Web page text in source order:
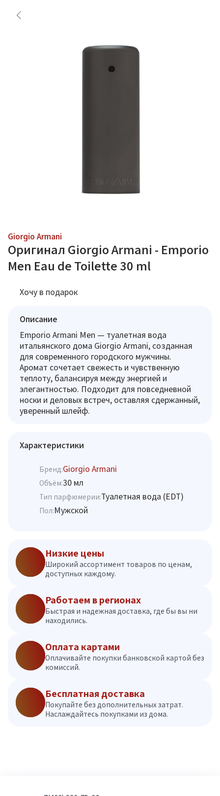
Giorgio Armani
Оригинал Giorgio Armani - Emporio
Men Eau de Toilette 30 ml
Хочу в подарок
Описание
Emporio Armani Men — туалетная вода
итальянского дома Giorgio Armani, созданная
для современного городского мужчины.
Аромат сочетает свежесть и чувственную
теплоту, балансируя между энергией и
элегантностью. Подходит для повседневной
носки и деловых встреч, оставляя сдержанный,
уверенный шлейф.
Характеристики
Бренд:Giorgio Armani
Объём:30 мл
Тип парфюмерии:Туалетная вода (EDT)
Пол:Мужской
Низкие цены
Широкий ассортимент товаров по ценам,
доступных каждому.
Работаем в регионах
Быстрая и надежная доставка, где бы вы ни
находились.
Оплата картами
Оплачивайте покупки банковской картой без
комиссий.
Бесплатная доставка
Покупайте без дополнительных затрат.
Наслаждайтесь покупками из дома.